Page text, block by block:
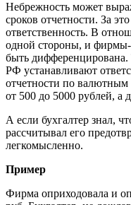
Небрежность может
сроков отчетности. За
ответственность. В
одной стороны, и
быть
РФ устанавливают
отчетности по
от 500 до 5000 рублей, а
А если бухгалтер знал,
рассчитывал его
легкомысленно.
Пример
Фирма оприходовала и